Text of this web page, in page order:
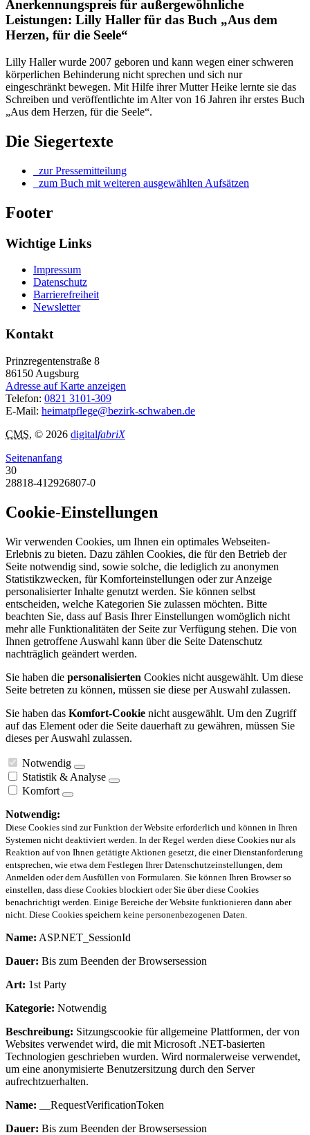
Anerkennungspreis für außergewöhnliche
Leistungen: Lilly Haller für das Buch „Aus dem
Herzen, für die Seele“
Lilly Haller wurde 2007 geboren und kann wegen einer schweren
körperlichen Behinderung nicht sprechen und sich nur
eingeschränkt bewegen. Mit Hilfe ihrer Mutter Heike lernte sie das
Schreiben und veröffentlichte im Alter von 16 Jahren ihr erstes Buch
„Aus dem Herzen, für die Seele“.
Die Siegertexte
zur Pressemitteilung
zum Buch mit weiteren ausgewählten Aufsätzen
Footer
Wichtige Links
Impressum
Datenschutz
Barrierefreiheit
Newsletter
Kontakt
Prinzregentenstraße 8
86150 Augsburg
Adresse auf Karte anzeigen
Telefon: 0821 3101-309
E-Mail: heimatpflege@bezirk-schwaben.de
CMS, © 2026 digitalfabriX
Seitenanfang
30
28818-412926807-0
Cookie-Einstellungen
Wir verwenden Cookies, um Ihnen ein optimales Webseiten-
Erlebnis zu bieten. Dazu zählen Cookies, die für den Betrieb der
Seite notwendig sind, sowie solche, die lediglich zu anonymen
Statistikzwecken, für Komforteinstellungen oder zur Anzeige
personalisierter Inhalte genutzt werden. Sie können selbst
entscheiden, welche Kategorien Sie zulassen möchten. Bitte
beachten Sie, dass auf Basis Ihrer Einstellungen womöglich nicht
mehr alle Funktionalitäten der Seite zur Verfügung stehen. Die von
Ihnen getroffene Auswahl kann über die Seite Datenschutz
nachträglich geändert werden.
Sie haben die personalisierten Cookies nicht ausgewählt. Um diese
Seite betreten zu können, müssen sie diese per Auswahl zulassen.
Sie haben das Komfort-Cookie nicht ausgewählt. Um den Zugriff
auf das Element oder die Seite dauerhaft zu gewähren, müssen Sie
dieses per Auswahl zulassen.
Notwendig
Statistik & Analyse
Komfort
Notwendig:
Diese Cookies sind zur Funktion der Website erforderlich und können in Ihren
Systemen nicht deaktiviert werden. In der Regel werden diese Cookies nur als
Reaktion auf von Ihnen getätigte Aktionen gesetzt, die einer Dienstanforderung
entsprechen, wie etwa dem Festlegen Ihrer Datenschutzeinstellungen, dem
Anmelden oder dem Ausfüllen von Formularen. Sie können Ihren Browser so
einstellen, dass diese Cookies blockiert oder Sie über diese Cookies
benachrichtigt werden. Einige Bereiche der Website funktionieren dann aber
nicht. Diese Cookies speichern keine personenbezogenen Daten.
Name: ASP.NET_SessionId
Dauer: Bis zum Beenden der Browsersession
Art: 1st Party
Kategorie: Notwendig
Beschreibung: Sitzungscookie für allgemeine Plattformen, der von
Websites verwendet wird, die mit Microsoft .NET-basierten
Technologien geschrieben wurden. Wird normalerweise verwendet,
um eine anonymisierte Benutzersitzung durch den Server
aufrechtzuerhalten.
Name: __RequestVerificationToken
Dauer: Bis zum Beenden der Browsersession